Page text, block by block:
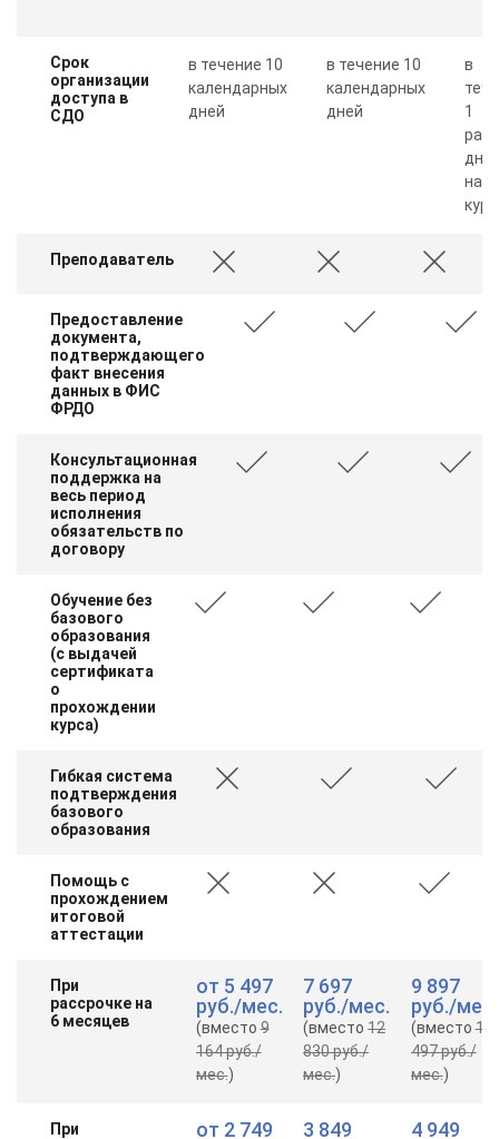
Срок
организации
доступа в
СДО
в течение 10
календарных
дней
в течение 10
календарных
дней
в
1
дня
Преподаватель
Предоставление
документа,
подтверждающего
факт внесения
данных в ФИС
ФРДО
Консультационная
поддержка на
весь период
исполнения
обязательств по
договору
Обучение без
базового
образования
(с выдачей
сертификата
о
прохождении
курса)
Гибкая система
подтверждения
базового
образования
Помощь с
прохождением
итоговой
аттестации
При
рассрочке на
6 месяцев
от 5 497
руб./мес.
(вместо9
164 руб./
мес.)
7 697
руб./мес.
(вместо12
830 руб./
мес.)
9 897
руб./мес.
(вместо16
497 руб./
мес.)
При
от 2 749
3 849
4 949